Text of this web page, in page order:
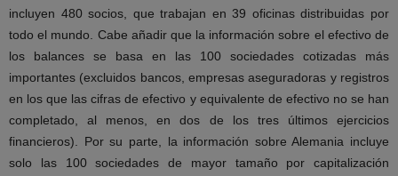
incluyen 480 socios, que trabajan en 39 oficinas distribuidas por
todo el mundo. Cabe añadir que la información sobre el efectivo de
los balances se basa en las 100 sociedades cotizadas más
importantes (excluidos bancos, empresas aseguradoras y registros
en los que las cifras de efectivo y equivalente de efectivo no se han
completado, al menos, en dos de los tres últimos ejercicios
financieros). Por su parte, la información sobre Alemania incluye
solo las 100 sociedades de mayor tamaño por capitalización